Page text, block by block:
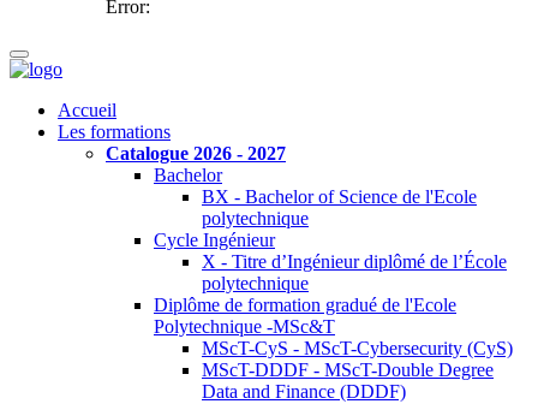
Error:
Accueil
Les formations
Catalogue 2026 - 2027
Bachelor
BX - Bachelor of Science de l'Ecole
polytechnique
Cycle Ingénieur
X - Titre d’Ingénieur diplômé de l’École
polytechnique
Diplôme de formation gradué de l'Ecole
Polytechnique -MSc&T
MScT-CyS - MScT-Cybersecurity (CyS)
MScT-DDDF - MScT-Double Degree
Data and Finance (DDDF)